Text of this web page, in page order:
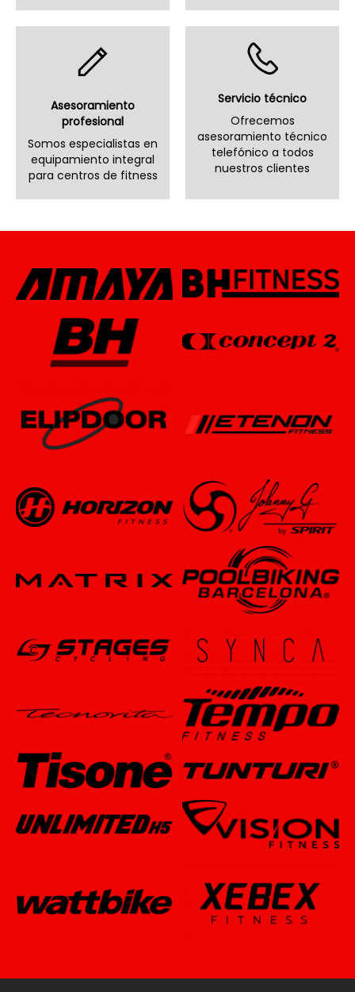
Asesoramiento
profesional
Somos especialistas en
equipamiento integral
para centros de fitness
Servicio técnico
Ofrecemos
asesoramiento técnico
telefónico a todos
nuestros clientes